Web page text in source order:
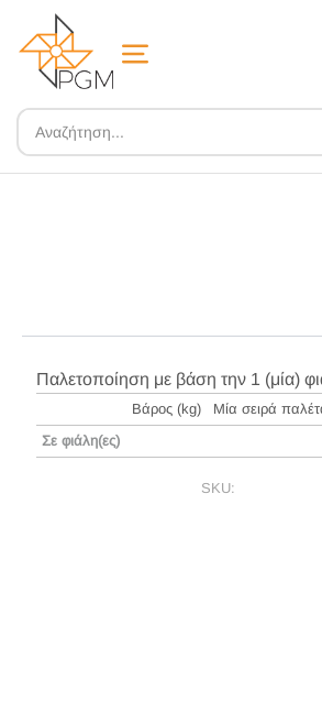
Παλετοποίηση με βάση την 1 (μία)
Βάρος (kg) Μία σειρά
Σε φιάλη(ες)
SKU: